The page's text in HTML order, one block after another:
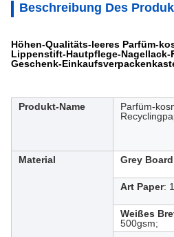
Beschreibung Des
Höhen-Qualitäts-leeres Parfüm-
Lippenstift-Hautpflege-
Geschenk-
Produkt-Name
Parfüm-
Material Grey
Art Paper:
Weißes
500gsm;